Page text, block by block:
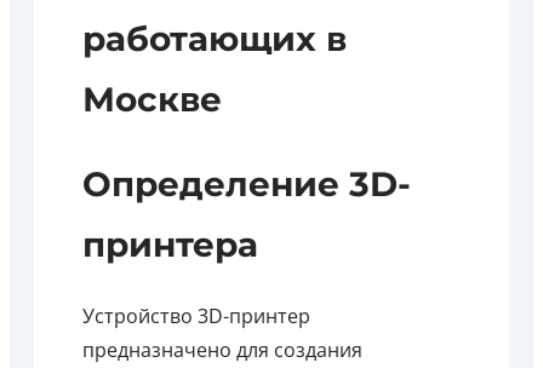
работающих в
Москве
Определение 3D-
принтера
Устройство 3D-принтер
предназначено для создания